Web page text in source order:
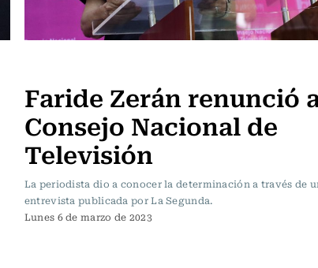
Faride Zerán renunció
Consejo Nacional de
Televisión
La periodista dio a conocer la determinación a través de
entrevista publicada por La Segunda.
Lunes 6 de marzo de 2023